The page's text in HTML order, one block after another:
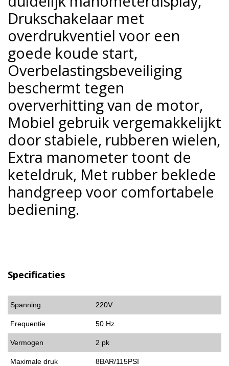
Drukschakelaar met
overdrukventiel voor een
goede koude start,
Overbelastingsbeveiliging
beschermt tegen
oververhitting van de motor,
Mobiel gebruik vergemakkelijkt
door stabiele, rubberen wielen,
Extra manometer toont de
keteldruk, Met rubber beklede
handgreep voor comfortabele
bediening.
Specificaties
Spanning 220V
Frequentie 50 Hz
Vermogen 2 pk
Maximale druk 8BAR/115PSI